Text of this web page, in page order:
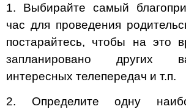
1. Выбирайте самый
час для проведения
постарайтесь, чтобы на это
запланировано других
интересных телепередач и т.п.
2. Определите одну